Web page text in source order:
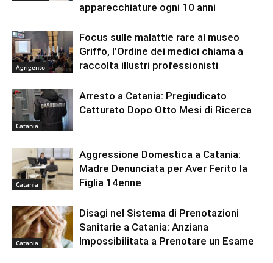
apparecchiature ogni 10 anni
Agrigento
Focus sulle malattie rare al museo
Griffo, l’Ordine dei medici chiama a
raccolta illustri professionisti
Catania
Arresto a Catania: Pregiudicato
Catturato Dopo Otto Mesi di Ricerca
Catania
Aggressione Domestica a Catania:
Madre Denunciata per Aver Ferito la
Figlia 14enne
Catania
Disagi nel Sistema di Prenotazioni
Sanitarie a Catania: Anziana
Impossibilitata a Prenotare un Esame